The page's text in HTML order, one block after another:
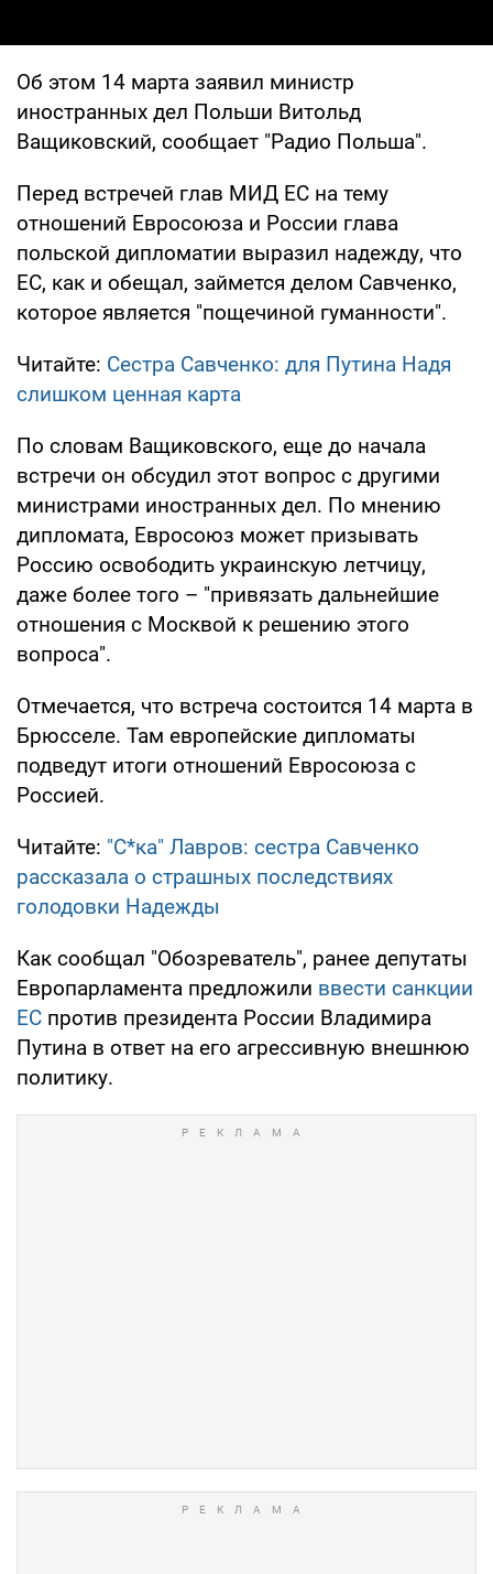
Об этом 14 марта заявил министр
иностранных дел Польши Витольд
Ващиковский, сообщает "Радио Польша".
Перед встречей глав МИД ЕС на тему
отношений Евросоюза и России глава
польской дипломатии выразил надежду, что
ЕС, как и обещал, займется делом Савченко,
которое является "пощечиной гуманности".
Читайте: Сестра Савченко: для Путина Надя
слишком ценная карта
По словам Ващиковского, еще до начала
встречи он обсудил этот вопрос с другими
министрами иностранных дел. По мнению
дипломата, Евросоюз может призывать
Россию освободить украинскую летчицу,
даже более того – "привязать дальнейшие
отношения с Москвой к решению этого
вопроса".
Отмечается, что встреча состоится 14 марта в
Брюсселе. Там европейские дипломаты
подведут итоги отношений Евросоюза с
Россией.
Читайте: "С*ка" Лавров: сестра Савченко
рассказала о страшных последствиях
голодовки Надежды
Как сообщал "Обозреватель", ранее депутаты
Европарламента предложили ввести санкции
ЕС против президента России Владимира
Путина в ответ на его агрессивную внешнюю
политику.